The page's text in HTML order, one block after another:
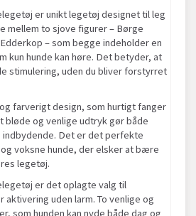
er unikt legetøj designet til leg
mellem to sjove figurer – Børge
– som begge indeholder en
kun hunde kan høre. Det betyder, at
stimulering, uden du bliver forstyrret
farverigt design, som hurtigt fanger
bløde og venlige udtryk gør både
indbydende. Det er det perfekte
voksne hunde, der elsker at bære
legetøj.
er det oplagte valg til
aktivering uden larm. To venlige og
som hunden kan nyde både dag og